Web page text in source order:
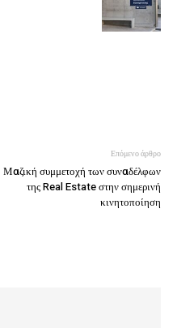
Επόμενο άρθρο
Μαζική συμμετοχή των συναδέλφων
της Real Estate στην σημερινή
κινητοποίηση